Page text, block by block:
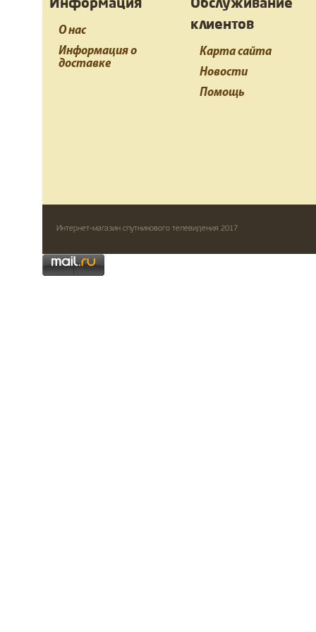
О нас
Информация о
доставке
клиентов
Карта сайта
Новости
Помощь
Интернет-магазин спутникового телевидения 2017